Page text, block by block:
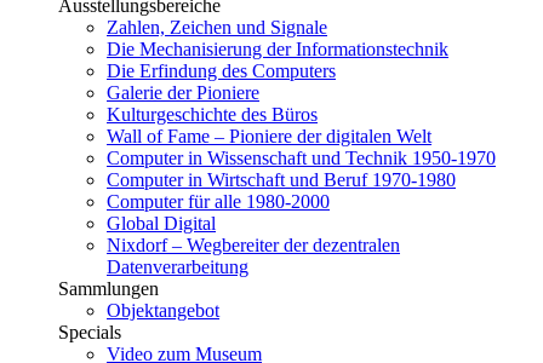
Ausstellungsbereiche
Zahlen, Zeichen und Signale
Die Mechanisierung der Informationstechnik
Die Erfindung des Computers
Galerie der Pioniere
Kulturgeschichte des Büros
Wall of Fame – Pioniere der digitalen Welt
Computer in Wissenschaft und Technik 1950-1970
Computer in Wirtschaft und Beruf 1970-1980
Computer für alle 1980-2000
Global Digital
Nixdorf – Wegbereiter der dezentralen
Datenverarbeitung
Sammlungen
Objektangebot
Specials
Video zum Museum